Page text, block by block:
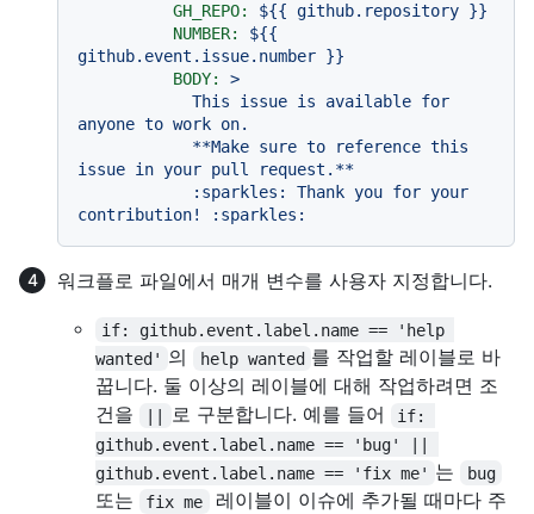
GH_REPO:
${{ github.repository }}
NUMBER:
${{
github.event.issue.number }}
BODY:
>
anyone to work on.
issue in your pull request.**
워크플로 파일에서 매개 변수를 사용자 지정합니다.
if: github.event.label.name == 'help
wanted' 의 help wanted 를 작업할 레이블로 바
꿉니다. 둘 이상의 레이블에 대해 작업하려면 조
건을
|| 로 구분합니다. 예를 들어
if:
github.event.label.name == 'bug' ||
github.event.label.name == 'fix me' 는 bug
또는 fix me
레이블이 이슈에 추가될 때마다 주